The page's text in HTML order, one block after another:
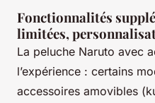
Fonctionnalités
limitées,
La peluche Naruto avec
l’expérience : certains
accessoires amovibles